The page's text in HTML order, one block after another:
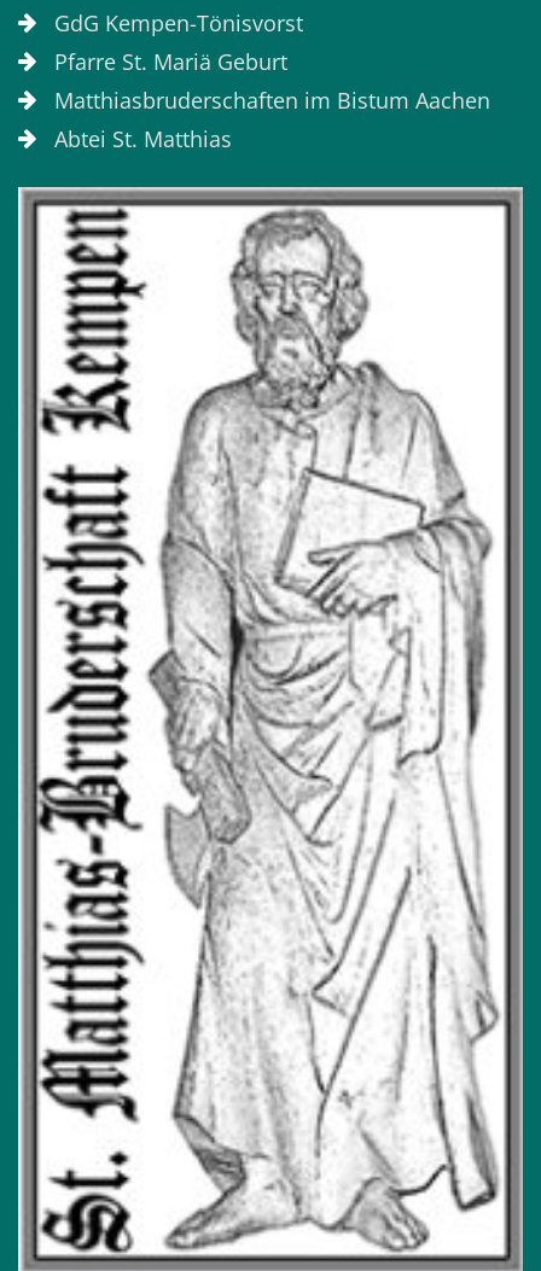
GdG Kempen-Tönisvorst
Pfarre St. Mariä Geburt
Matthiasbruderschaften im Bistum Aachen
Abtei St. Matthias